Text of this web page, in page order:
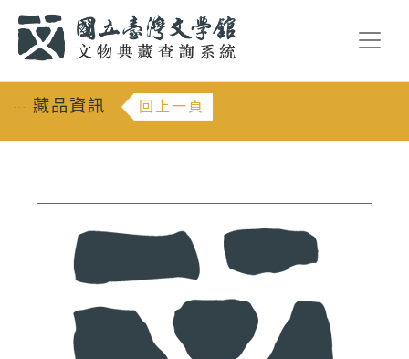
::: 藏品資訊 回上一頁